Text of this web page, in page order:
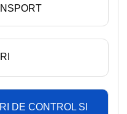
DE CONTROL SI